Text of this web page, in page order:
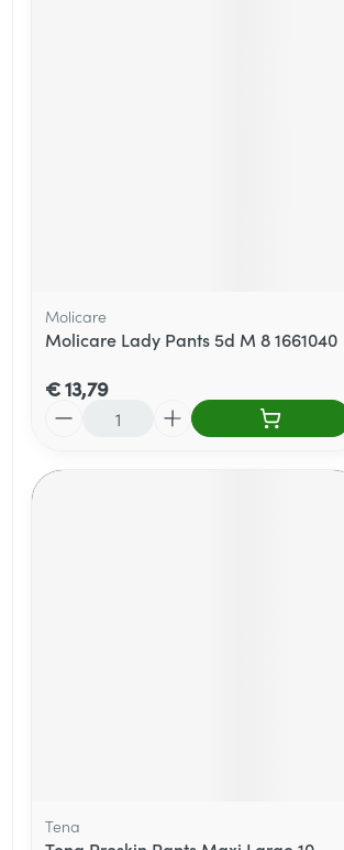
Molicare
Molicare Lady Pants 5d M 8 1661040
€ 13,79
Tena